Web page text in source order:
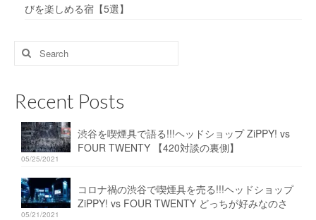
びを楽しめる宿【5選】
Search
for:
Recent Posts
渋谷を喫煙具で語る!!!ヘッドショップ ZiPPY! vs
FOUR TWENTY 【420対談の裏側】
05/25/2021
コロナ禍の渋谷で喫煙具を売る!!!ヘッドショップ
ZiPPY! vs FOUR TWENTY どっちが好みなのさ
05/21/2021